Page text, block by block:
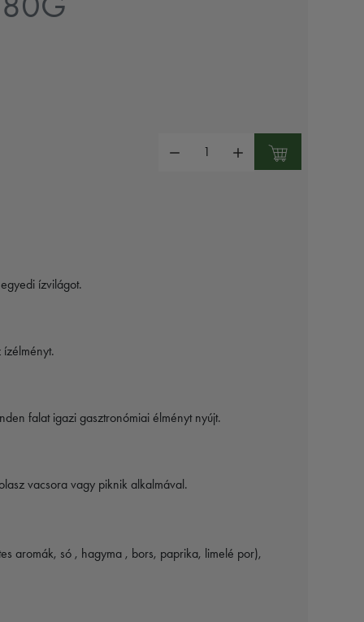
ízvilágot.
falat igazi gasztronómiai élményt nyújt.
vacsora vagy piknik alkalmával.
aromák, só , hagyma , bors, paprika, limelé por),